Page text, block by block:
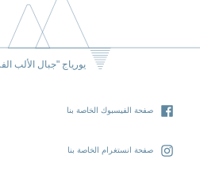
يورياج "جبال الألب
صفحة الفيسبوك الخاصة بنا
صفحة انستغرام الخاصة بنا